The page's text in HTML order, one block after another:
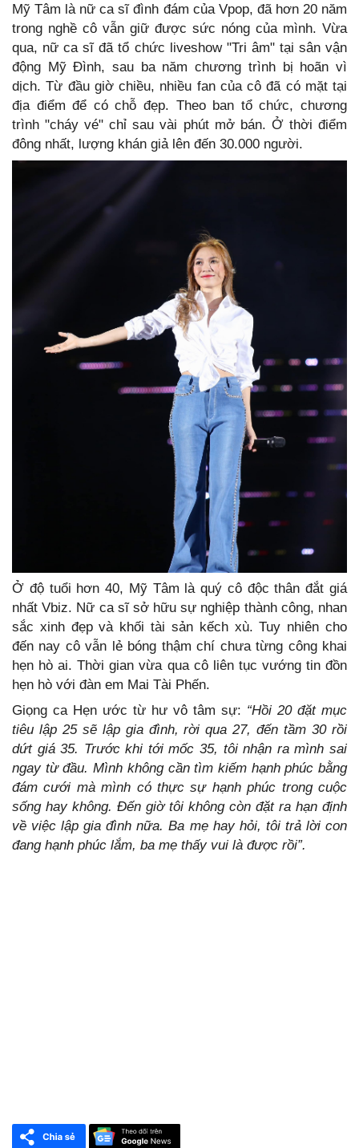
Mỹ Tâm là nữ ca sĩ đình đám của Vpop, đã hơn 20 năm
trong nghề cô vẫn giữ được sức nóng của mình. Vừa
qua, nữ ca sĩ đã tổ chức liveshow "Tri âm" tại sân vận
động Mỹ Đình, sau ba năm chương trình bị hoãn vì
dịch. Từ đầu giờ chiều, nhiều fan của cô đã có mặt tại
địa điểm để có chỗ đẹp. Theo ban tổ chức, chương
trình "cháy vé" chỉ sau vài phút mở bán. Ở thời điểm
đông nhất, lượng khán giả lên đến 30.000 người.
Ở độ tuổi hơn 40, Mỹ Tâm là quý cô độc thân đắt giá
nhất Vbiz. Nữ ca sĩ sở hữu sự nghiệp thành công, nhan
sắc xinh đẹp và khối tài sản kếch xù. Tuy nhiên cho
đến nay cô vẫn lẻ bóng thậm chí chưa từng công khai
hẹn hò ai. Thời gian vừa qua cô liên tục vướng tin đồn
hẹn hò với đàn em Mai Tài Phến.
Giọng ca Hẹn ước từ hư vô tâm sự: “Hồi 20 đặt mục
tiêu lập 25 sẽ lập gia đình, rời qua 27, đến tầm 30 rồi
dứt giá 35. Trước khi tới mốc 35, tôi nhận ra mình sai
ngay từ đầu. Mình không cần tìm kiếm hạnh phúc bằng
đám cưới mà mình có thực sự hạnh phúc trong cuộc
sống hay không. Đến giờ tôi không còn đặt ra hạn định
về việc lập gia đình nữa. Ba mẹ hay hỏi, tôi trả lời con
đang hạnh phúc lắm, ba mẹ thấy vui là được rồi”.